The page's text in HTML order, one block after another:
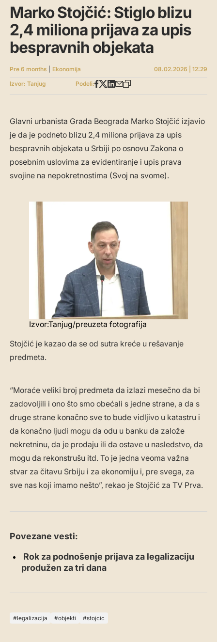
Marko Stojčić: Stiglo blizu
2,4 miliona prijava za upis
bespravnih objekata
Pre 6 months Ekonomija
08.02.2026 | 12:29
Izvor: Tanjug
Podeli:
Glavni urbanista Grada Beograda Marko Stojčić izjavio
je da je podneto blizu 2,4 miliona prijava za upis
bespravnih objekata u Srbiji po osnovu Zakona o
posebnim uslovima za evidentiranje i upis prava
svojine na nepokretnostima (Svoj na svome).
Izvor:Tanjug/preuzeta fotografija
Stojčić je kazao da se od sutra kreće u rešavanje
predmeta.
“Moraće veliki broj predmeta da izlazi mesečno da bi
zadovoljili i ono što smo obećali s jedne strane, a da s
druge strane konačno sve to bude vidljivo u katastru i
da konačno ljudi mogu da odu u banku da založe
nekretninu, da je prodaju ili da ostave u nasledstvo, da
mogu da rekonstrušu itd. To je jedna veoma važna
stvar za čitavu Srbiju i za ekonomiju i, pre svega, za
sve nas koji imamo nešto”, rekao je Stojčić za TV Prva.
Povezane vesti:
Rok za podnošenje prijava za legalizaciju
produžen za tri dana
legalizacija objekti stojcic